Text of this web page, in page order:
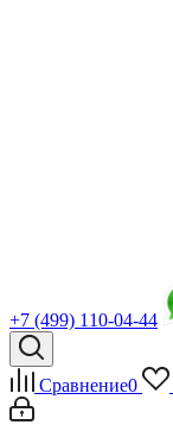
+7 (499) 110-04-44
Сравнение0